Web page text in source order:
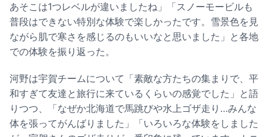
あそこは1つレベルが違いましたね」「スノーモービルも
普段はできない特別な体験で楽しかったです。雪景色を見
ながら肌で寒さを感じるのもいいなと思いました」と各地
での体験を振り返った。
河野は宇賀チームについて「素敵な方たちの集まりで、平
和すぎて友達と旅行に来ているくらいの感覚でした」と語
りつつ、「なぜか北海道で馬跳びや水上ゴザ走り…みんな
体を張ってがんばりました」「いろいろな体験をしました